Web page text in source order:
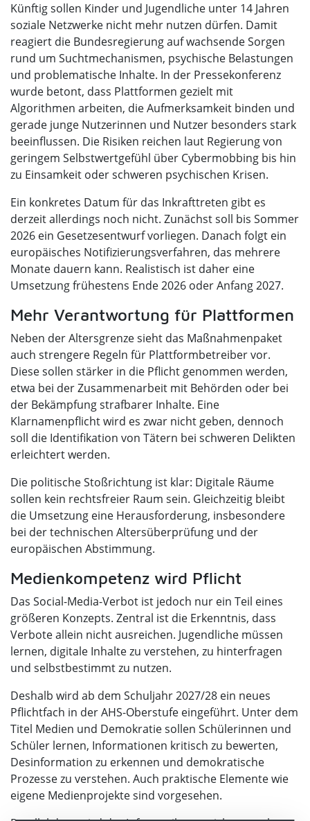
Künftig sollen Kinder und Jugendliche unter 14 Jahren
soziale Netzwerke nicht mehr nutzen dürfen. Damit
reagiert die Bundesregierung auf wachsende Sorgen
rund um Suchtmechanismen, psychische Belastungen
und problematische Inhalte. In der Pressekonferenz
wurde betont, dass Plattformen gezielt mit
Algorithmen arbeiten, die Aufmerksamkeit binden und
gerade junge Nutzerinnen und Nutzer besonders stark
beeinflussen. Die Risiken reichen laut Regierung von
geringem Selbstwertgefühl über Cybermobbing bis hin
zu Einsamkeit oder schweren psychischen Krisen.
Ein konkretes Datum für das Inkrafttreten gibt es
derzeit allerdings noch nicht. Zunächst soll bis Sommer
2026 ein Gesetzesentwurf vorliegen. Danach folgt ein
europäisches Notifizierungsverfahren, das mehrere
Monate dauern kann. Realistisch ist daher eine
Umsetzung frühestens Ende 2026 oder Anfang 2027.
Mehr Verantwortung für Plattformen
Neben der Altersgrenze sieht das Maßnahmenpaket
auch strengere Regeln für Plattformbetreiber vor.
Diese sollen stärker in die Pflicht genommen werden,
etwa bei der Zusammenarbeit mit Behörden oder bei
der Bekämpfung strafbarer Inhalte. Eine
Klarnamenpflicht wird es zwar nicht geben, dennoch
soll die Identifikation von Tätern bei schweren Delikten
erleichtert werden.
Die politische Stoßrichtung ist klar: Digitale Räume
sollen kein rechtsfreier Raum sein. Gleichzeitig bleibt
die Umsetzung eine Herausforderung, insbesondere
bei der technischen Altersüberprüfung und der
europäischen Abstimmung.
Medienkompetenz wird Pflicht
Das Social-Media-Verbot ist jedoch nur ein Teil eines
größeren Konzepts. Zentral ist die Erkenntnis, dass
Verbote allein nicht ausreichen. Jugendliche müssen
lernen, digitale Inhalte zu verstehen, zu hinterfragen
und selbstbestimmt zu nutzen.
Deshalb wird ab dem Schuljahr 2027/28 ein neues
Pflichtfach in der AHS-Oberstufe eingeführt. Unter dem
Titel Medien und Demokratie sollen Schülerinnen und
Schüler lernen, Informationen kritisch zu bewerten,
Desinformation zu erkennen und demokratische
Prozesse zu verstehen. Auch praktische Elemente wie
eigene Medienprojekte sind vorgesehen.